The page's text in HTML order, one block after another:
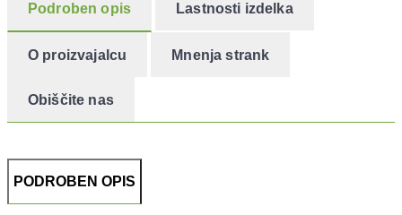
Podroben opis Lastnosti izdelka
O proizvajalcu Mnenja strank
Obiščite nas
PODROBEN OPIS